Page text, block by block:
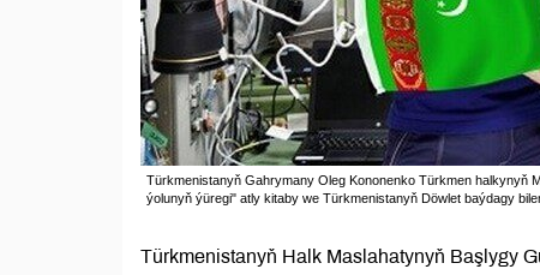
Türkmenistanyň Gahrymany Oleg Kononenko Türkmen halkynyň
ýolunyň ýüregi" atly kitaby we Türkmenistanyň Döwlet baýdagy
Türkmenistanyň Halk Maslahatynyň Başlygy